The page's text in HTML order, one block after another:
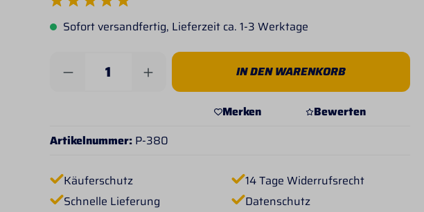
Durchschnittliche Bewertung von 5 von 5 Sternen
Sofort versandfertig, Lieferzeit ca. 1-3 Werktage
Produkt Anzahl: Gib den gewünschten Wert
IN DEN WARENKORB
Merken
Bewerten
Artikelnummer: P-380
Käuferschutz
14 Tage Widerrufsrecht
Schnelle Lieferung
Datenschutz